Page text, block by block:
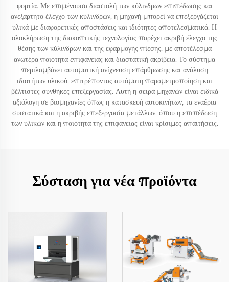
φορτία. Με επιμένουσα διαστολή των κύλινδρων επιπέδωσης και
ανεξάρτητο έλεγχο των κύλινδρων, η μηχανή μπορεί να επεξεργάζεται
υλικά με διαφορετικές αποστάσεις και ιδιότητες αποτελεσματικά. Η
ολοκλήρωση της διακοπτικής τεχνολογίας παρέχει ακριβή έλεγχο της
θέσης των κύλινδρων και της εφαρμογής πίεσης, με αποτέλεσμα
ανωτέρα ποιότητα επιφάνειας και διαστατική ακρίβεια. Το σύστημα
περιλαμβάνει αυτοματική ανίχνευση επάρθρωσης και ανάλυση
ιδιοτήτων υλικού, επιτρέποντας αυτόματη παραμετροποίηση και
βέλτιστες συνθήκες επεξεργασίας. Αυτή η σειρά μηχανών είναι ειδικά
αξιόλογη σε βιομηχανίες όπως η κατασκευή αυτοκινήτων, τα εναέρια
συστατικά και η ακριβής επεξεργασία μετάλλων, όπου η επιπέδωση
των υλικών και η ποιότητα της επιφάνειας είναι κρίσιμες απαιτήσεις.
Σύσταση για νέα προϊόντα